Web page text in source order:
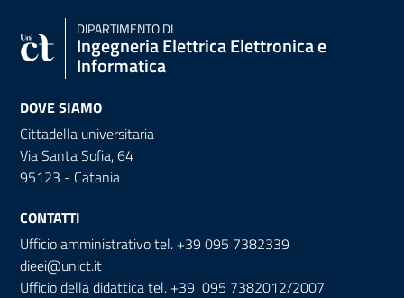
DIPARTIMENTO DI
Ingegneria Elettrica Elettronica e
Informatica
DOVE SIAMO
Cittadella universitaria
Via Santa Sofia, 64
95123 - Catania
CONTATTI
Ufficio amministrativo tel. +39 095 7382339
dieei@unict.it
Ufficio della didattica tel. +39 095 7382012/2007